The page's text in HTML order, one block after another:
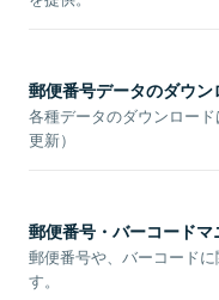
郵便番号データのダウン
各種データのダウンロー
更新）
郵便番号・バーコードマ
郵便番号や、バーコード
す。